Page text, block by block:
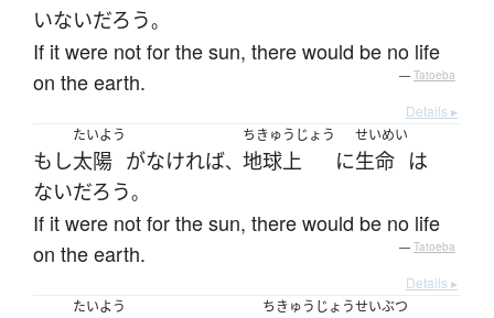
いないだろう。
If it were not for the sun, there would be no life
on the earth.
— Tatoeba
Details ▸
もし
たいよう
太陽 がなければ、
ちきゅうじょう
地球上 に
せいめい
生命 は
ないだろう。
If it were not for the sun, there would be no life
on the earth.
— Tatoeba
Details ▸
たいよう ちきゅうじょうせいぶつ